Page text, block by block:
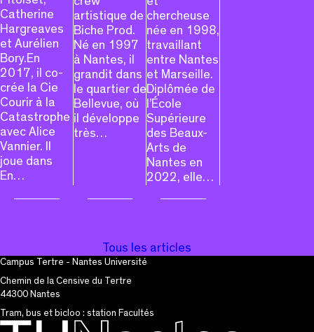
Catherine
Hargreaves
et Aurélien
Bory.En
2017, il co-
crée la Cie
Courir à la
Catastrophe
avec Alice
Vannier. Il
joue dans
En…
artistique de
Biche Prod.
Né en 1997
à Nantes, il
grandit dans
le quartier de
Bellevue, où
il développe
très…
chercheuse
née en 1998,
travaillant
entre Nantes
et Marseille.
Diplômée de
l’École
Supérieure
des Beaux-
Arts de
Nantes en
2022, elle…
Tous les articles
Campus Tertre - Nantes Université
Chemin de la Censive du Tertre
44300 Nantes
Tram, bus et bicloo : station Facultés